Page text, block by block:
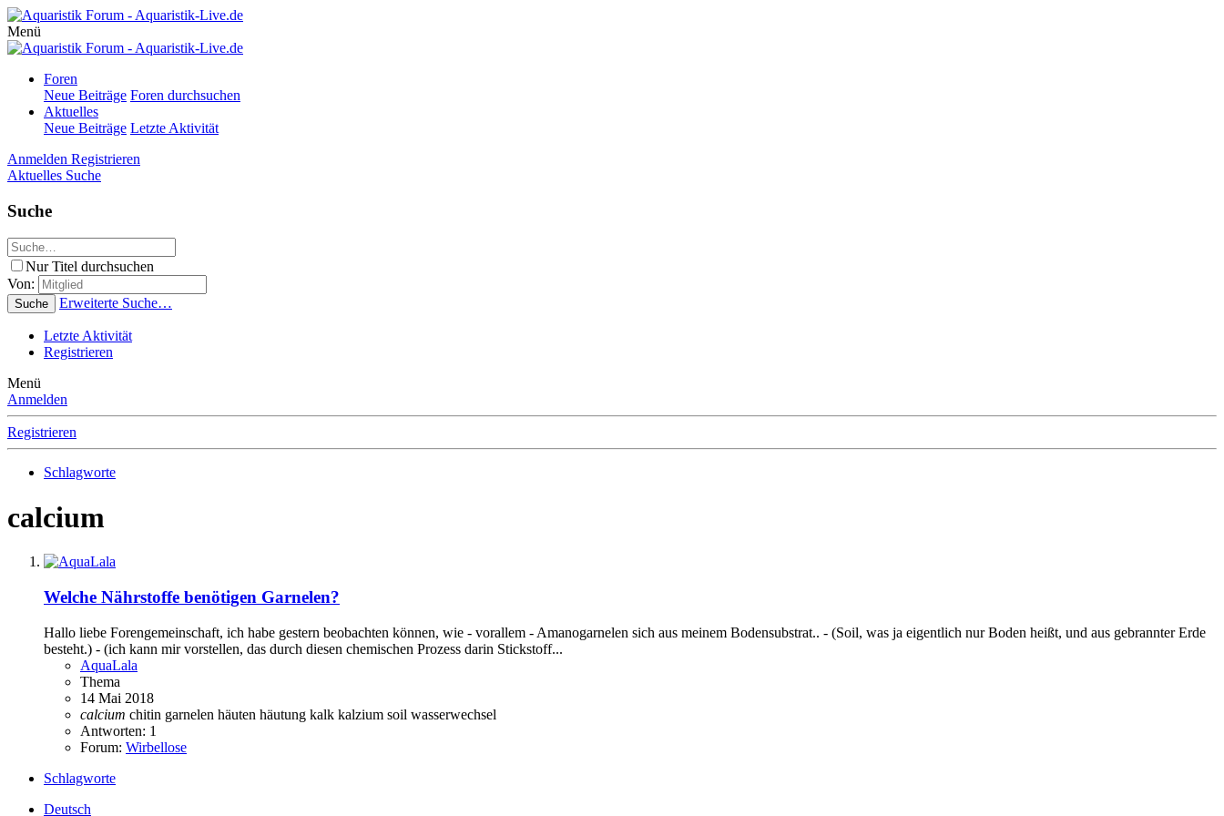
Menü
Foren
Neue Beiträge Foren durchsuchen
Aktuelles
Neue Beiträge Letzte Aktivität
Anmelden Registrieren
Aktuelles Suche
Suche
Nur Titel durchsuchen
Von:
Suche Erweiterte Suche…
Letzte Aktivität
Registrieren
Menü
Anmelden
Registrieren
Schlagworte
calcium
Welche Nährstoffe benötigen Garnelen?
Hallo liebe Forengemeinschaft, ich habe gestern beobachten können, wie - vorallem - Amanogarnelen sich aus meinem Bodensubstrat.. - (Soil, was ja eigentlich nur Boden heißt, und aus gebrannter Erde
besteht.) - (ich kann mir vorstellen, das durch diesen chemischen Prozess darin Stickstoff...
AquaLala
Thema
14 Mai 2018
calcium chitin garnelen häuten häutung kalk kalzium soil wasserwechsel
Antworten: 1
Forum: Wirbellose
Schlagworte
Deutsch